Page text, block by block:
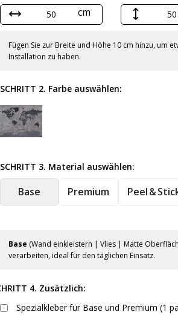
cm
Fügen Sie zur Breite und Höhe 10 cm hinzu, um
Installation zu haben.
SCHRITT 2. Farbe auswählen:
SCHRITT 3. Material auswählen:
Base Premium Peel &
Base (Wand einkleistern | Vlies | Matte
verarbeiten, ideal für den täglichen Einsatz.
4. Zusätzlich:
Spezialkleber für Base und Premium (1